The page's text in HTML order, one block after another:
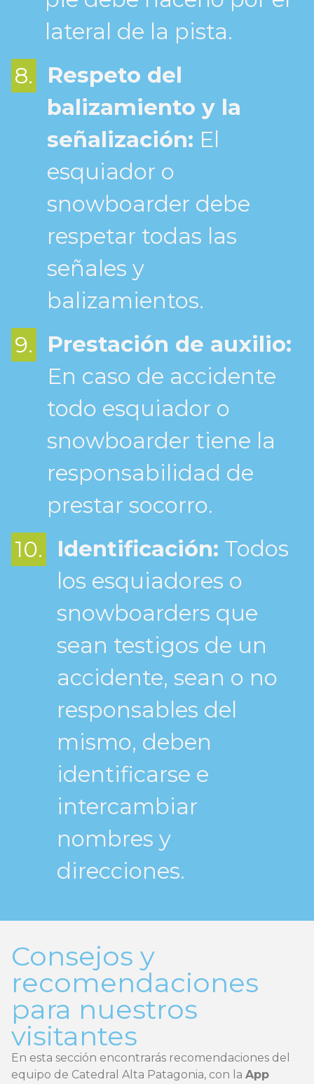
lateral de la pista.
8.
Respeto del
balizamiento y la
señalización: El
esquiador o
snowboarder debe
respetar todas las
señales y
balizamientos.
9.
Prestación de auxilio:
En caso de accidente
todo esquiador o
snowboarder tiene la
responsabilidad de
prestar socorro.
10.
Identificación: Todos
los esquiadores o
snowboarders que
sean testigos de un
accidente, sean o no
responsables del
mismo, deben
identificarse e
intercambiar
nombres y
direcciones.
Consejos y
recomendaciones
para nuestros
visitantes
En esta sección encontrarás recomendaciones del
equipo de Catedral Alta Patagonia, con la App